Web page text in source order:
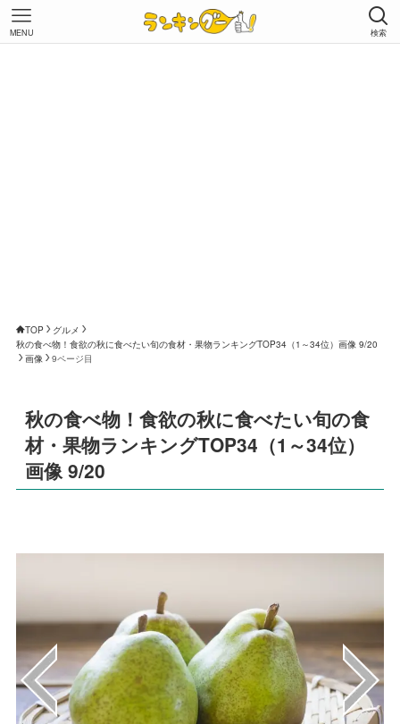
検索
MENU
TOP
グルメ
秋の食べ物！食欲の秋に食べたい旬の食材・果物ランキングTOP34（1～34位）画像 9/20
画像
9ページ目
秋の食べ物！食欲の秋に食べたい旬の食
材・果物ランキングTOP34（1～34位）
画像 9/20